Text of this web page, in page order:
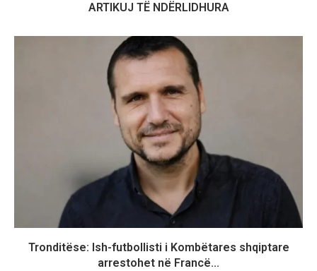
ARTIKUJ TË NDËRLIDHURA
Tronditëse: Ish-futbollisti i Kombëtares shqiptare
arrestohet në Francë...